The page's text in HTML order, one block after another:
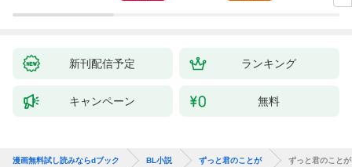
新刊配信予定 ランキング
キャンペーン 無料
漫画無料試し読みならdブック BL小説 ずっと君のことが ずっと君のことが